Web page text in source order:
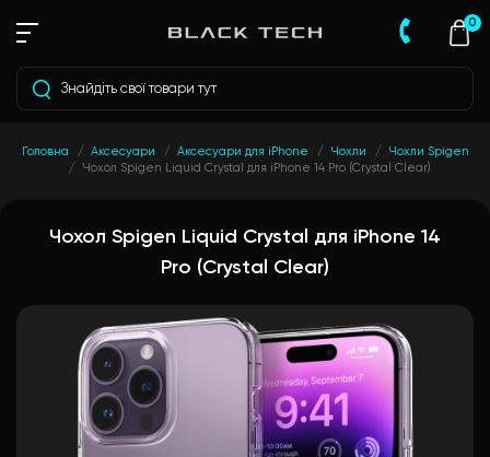
0
Головна Аксесуари Аксесуари для iPhone Чохли
Чохли Spigen
Чохол Spigen Liquid Crystal для iPhone 14 Pro (Crystal Clear)
Чохол Spigen Liquid Crystal для iPhone 14
Pro (Crystal Clear)